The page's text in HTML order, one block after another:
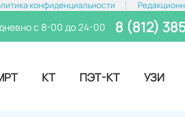
конфиденциальности
с 8-00 до 24-00 8 (812)
КТ ПЭТ-КТ УЗИ